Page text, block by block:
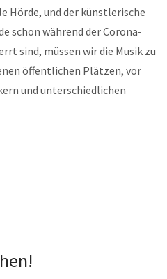
Hörde, und der künstlerische
schon während der Corona-
sind, müssen wir die Musik zu
öffentlichen Plätzen, vor
und unterschiedlichen